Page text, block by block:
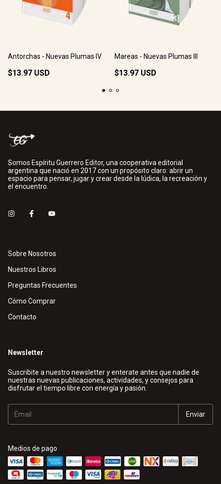
Antorchas - Nuevas Plumas IV
$13.97 USD
Mareas - Nuevas Plumas III
$13.97 USD
Somos Espíritu Guerrero Editor, una cooperativa editorial
argentina que nació en 2017 con un propósito claro: abrir un
espacio para pensar, jugar y crear desde la lúdica, la recreación y
el encuentro.
Sobre Nosotros
Nuestros Libros
Preguntas Frecuentes
Cómo Comprar
Contacto
Newsletter
Suscribite a nuestro newsletter y enterate antes que nadie de
nuestras nuevas publicaciones, actividades, y consejos para
disfrutar el tiempo libre con energía y pasión.
Medios de pago